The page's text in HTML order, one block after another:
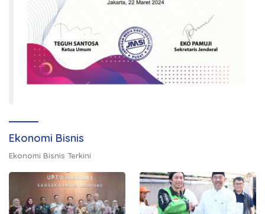
Ekonomi Bisnis
Ekonomi Bisnis Terkini